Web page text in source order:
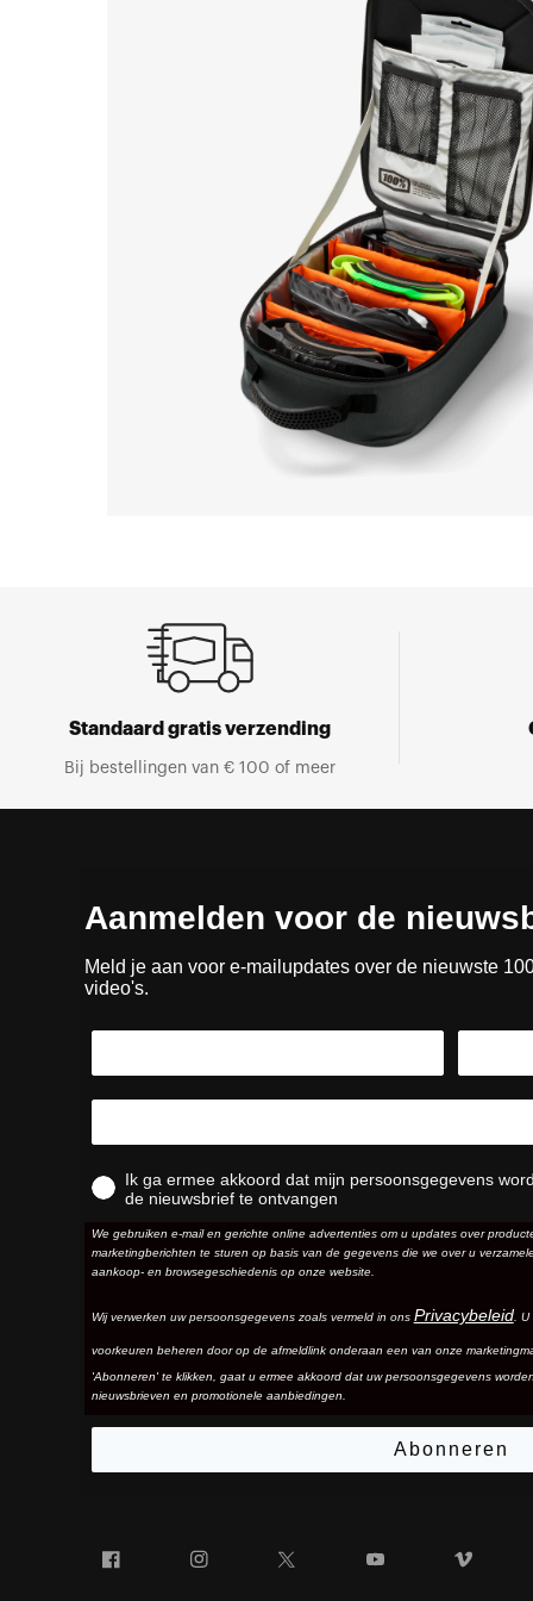
Standaard gratis verzending
Bij bestellingen van € 100 of meer
Aanmelden voor de
Meld je aan voor e-mailupdates over de nieuwste
video's.
Ik ga ermee akkoord dat mijn persoonsgegevens
de nieuwsbrief te ontvangen
We gebruiken e-mail en gerichte online advertenties om u updates over
marketingberichten te sturen op basis van de gegevens die we over u
aankoop- en browsegeschiedenis op onze website.
Wij verwerken uw persoonsgegevens zoals vermeld in ons Privacybeleid. U
voorkeuren beheren door op de afmeldlink onderaan een van onze
'Abonneren' te klikken, gaat u ermee akkoord dat uw persoonsgegevens
nieuwsbrieven en promotionele aanbiedingen.
Abonneren
Facebook Instagram YouTube